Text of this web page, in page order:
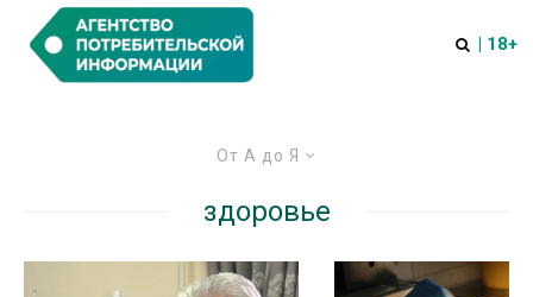
| 18+
От А до Я
здоровье